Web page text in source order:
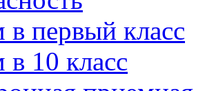
первый класс
10 класс